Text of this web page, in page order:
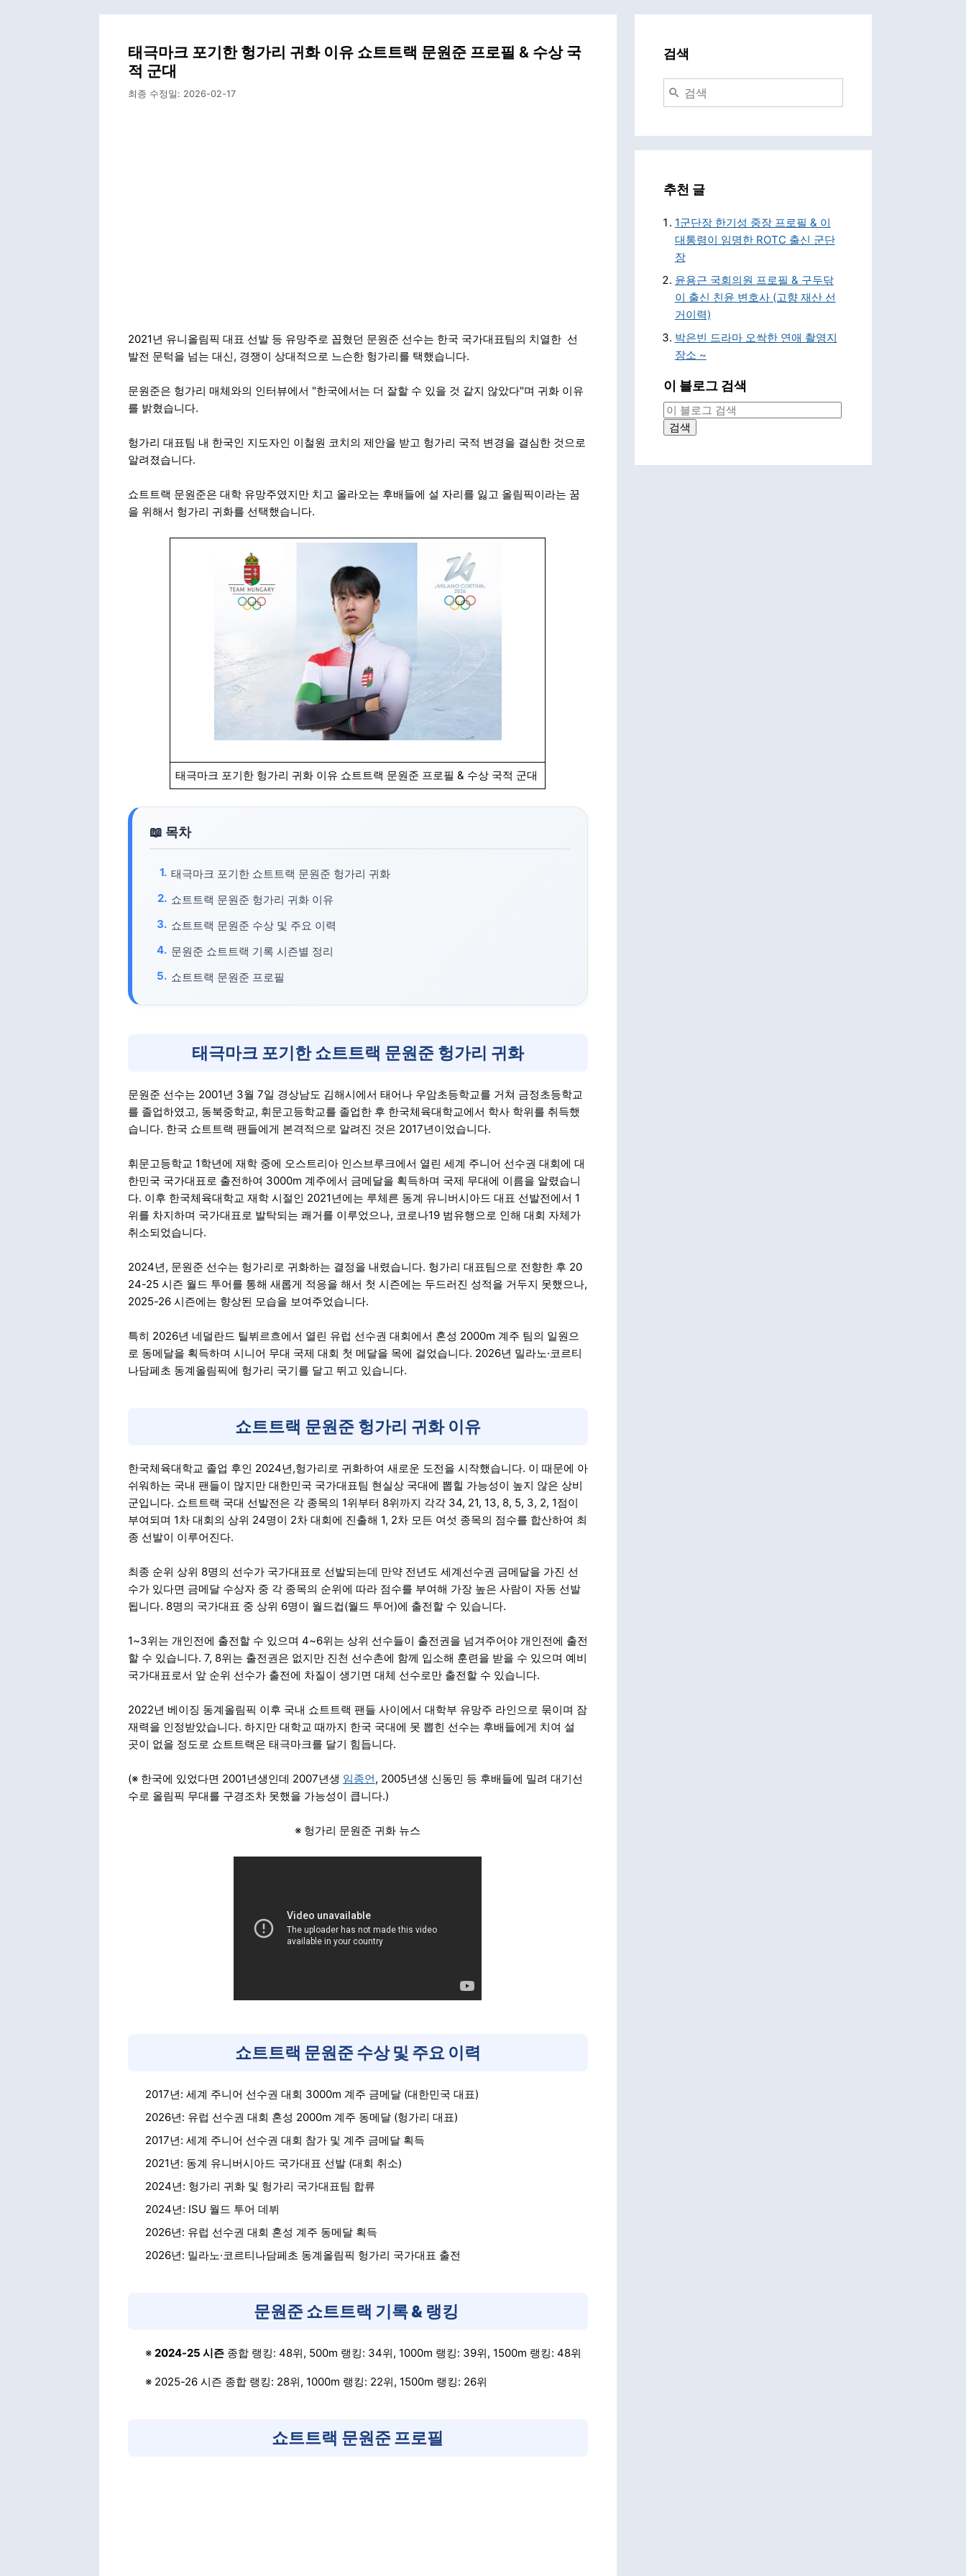
태극마크 포기한 헝가리 귀화 이유 쇼트트랙 문원준 프로필 & 수상 국
적 군대
최종 수정일: 2026-02-17
2021년 유니올림픽 대표 선발 등 유망주로 꼽혔던 문원준 선수는 한국 국가대표팀의 치열한 선
발전 문턱을 넘는 대신, 경쟁이 상대적으로 느슨한 헝가리를 택했습니다.
문원준은 헝가리 매체와의 인터뷰에서 "한국에서는 더 잘할 수 있을 것 같지 않았다"며 귀화 이유
를 밝혔습니다.
헝가리 대표팀 내 한국인 지도자인 이철원 코치의 제안을 받고 헝가리 국적 변경을 결심한 것으로
알려졌습니다.
쇼트트랙 문원준은 대학 유망주였지만 치고 올라오는 후배들에 설 자리를 잃고 올림픽이라는 꿈
을 위해서 헝가리 귀화를 선택했습니다.
태극마크 포기한 헝가리 귀화 이유 쇼트트랙 문원준 프로필 & 수상 국적 군대
태극마크 포기한 쇼트트랙 문원준 헝가리 귀화
쇼트트랙 문원준 헝가리 귀화 이유
쇼트트랙 문원준 수상 및 주요 이력
문원준 쇼트트랙 기록 시즌별 정리
쇼트트랙 문원준 프로필
태극마크 포기한 쇼트트랙 문원준 헝가리 귀화
문원준 선수는 2001년 3월 7일 경상남도 김해시에서 태어나 우암초등학교를 거쳐 금정초등학교
를 졸업하였고, 동북중학교, 휘문고등학교를 졸업한 후 한국체육대학교에서 학사 학위를 취득했
습니다. 한국 쇼트트랙 팬들에게 본격적으로 알려진 것은 2017년이었습니다.
휘문고등학교 1학년에 재학 중에 오스트리아 인스브루크에서 열린 세계 주니어 선수권 대회에 대
한민국 국가대표로 출전하여 3000m 계주에서 금메달을 획득하며 국제 무대에 이름을 알렸습니
다. 이후 한국체육대학교 재학 시절인 2021년에는 루체른 동계 유니버시아드 대표 선발전에서 1
위를 차지하며 국가대표로 발탁되는 쾌거를 이루었으나, 코로나19 범유행으로 인해 대회 자체가
취소되었습니다.
2024년, 문원준 선수는 헝가리로 귀화하는 결정을 내렸습니다. 헝가리 대표팀으로 전향한 후 20
24-25 시즌 월드 투어를 통해 새롭게 적응을 해서 첫 시즌에는 두드러진 성적을 거두지 못했으나,
2025-26 시즌에는 향상된 모습을 보여주었습니다.
특히 2026년 네덜란드 틸뷔르흐에서 열린 유럽 선수권 대회에서 혼성 2000m 계주 팀의 일원으
로 동메달을 획득하며 시니어 무대 국제 대회 첫 메달을 목에 걸었습니다. 2026년 밀라노·코르티
나담페초 동계올림픽에 헝가리 국기를 달고 뛰고 있습니다.
쇼트트랙 문원준 헝가리 귀화 이유
한국체육대학교 졸업 후인 2024년,헝가리로 귀화하여 새로운 도전을 시작했습니다. 이 때문에 아
쉬워하는 국내 팬들이 많지만 대한민국 국가대표팀 현실상 국대에 뽑힐 가능성이 높지 않은 상비
군입니다. 쇼트트랙 국대 선발전은 각 종목의 1위부터 8위까지 각각 34, 21, 13, 8, 5, 3, 2, 1점이
부여되며 1차 대회의 상위 24명이 2차 대회에 진출해 1, 2차 모든 여섯 종목의 점수를 합산하여 최
종 선발이 이루어진다.
최종 순위 상위 8명의 선수가 국가대표로 선발되는데 만약 전년도 세계선수권 금메달을 가진 선
수가 있다면 금메달 수상자 중 각 종목의 순위에 따라 점수를 부여해 가장 높은 사람이 자동 선발
됩니다. 8명의 국가대표 중 상위 6명이 월드컵(월드 투어)에 출전할 수 있습니다.
1~3위는 개인전에 출전할 수 있으며 4~6위는 상위 선수들이 출전권을 넘겨주어야 개인전에 출전
할 수 있습니다. 7, 8위는 출전권은 없지만 진천 선수촌에 함께 입소해 훈련을 받을 수 있으며 예비
국가대표로서 앞 순위 선수가 출전에 차질이 생기면 대체 선수로만 출전할 수 있습니다.
2022년 베이징 동계올림픽 이후 국내 쇼트트랙 팬들 사이에서 대학부 유망주 라인으로 묶이며 잠
재력을 인정받았습니다. 하지만 대학교 때까지 한국 국대에 못 뽑힌 선수는 후배들에게 치여 설
곳이 없을 정도로 쇼트트랙은 태극마크를 달기 힘듭니다.
(※ 한국에 있었다면 2001년생인데 2007년생 임종언, 2005년생 신동민 등 후배들에 밀려 대기선
수로 올림픽 무대를 구경조차 못했을 가능성이 큽니다.)
※ 헝가리 문원준 귀화 뉴스
쇼트트랙 문원준 수상 및 주요 이력
2017년: 세계 주니어 선수권 대회 3000m 계주 금메달 (대한민국 대표)
2026년: 유럽 선수권 대회 혼성 2000m 계주 동메달 (헝가리 대표)
2017년: 세계 주니어 선수권 대회 참가 및 계주 금메달 획득
2021년: 동계 유니버시아드 국가대표 선발 (대회 취소)
2024년: 헝가리 귀화 및 헝가리 국가대표팀 합류
2024년: ISU 월드 투어 데뷔
2026년: 유럽 선수권 대회 혼성 계주 동메달 획득
2026년: 밀라노·코르티나담페초 동계올림픽 헝가리 국가대표 출전
문원준 쇼트트랙 기록 & 랭킹
※ 2024-25 시즌종합 랭킹: 48위, 500m 랭킹: 34위, 1000m 랭킹: 39위, 1500m 랭킹: 48위
※ 2025-26 시즌 종합 랭킹: 28위, 1000m 랭킹: 22위, 1500m 랭킹: 26위
쇼트트랙 문원준 프로필
검색
추천 글
1군단장 한기성 중장 프로필 & 이
대통령이 임명한 ROTC 출신 군단
장
윤용근 국회의원 프로필 & 구두닦
이 출신 친윤 변호사 (고향 재산 선
거이력)
박은빈 드라마 오싹한 연애 촬영지
장소 ~
이 블로그 검색